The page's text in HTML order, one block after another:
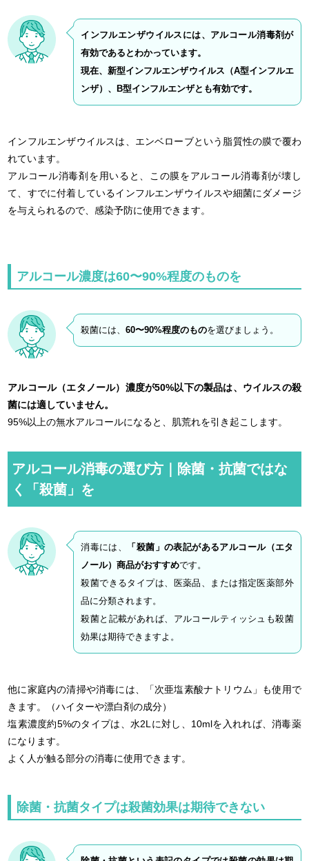
インフルエンザウイルスには、アルコール消毒剤が
有効であるとわかっています。
現在、新型インフルエンザウイルス（A型インフルエ
ンザ）、B型インフルエンザとも有効です。
インフルエンザウイルスは、エンベローブという脂質性の膜で覆わ
れています。
アルコール消毒剤を用いると、この膜をアルコール消毒剤が壊し
て、すでに付着しているインフルエンザウイルスや細菌にダメージ
を与えられるので、感染予防に使用できます。
アルコール濃度は60〜90%程度のものを
殺菌には、60〜90%程度のものを選びましょう。
アルコール（エタノール）濃度が50%以下の製品は、ウイルスの殺
菌には適していません。
95%以上の無水アルコールになると、肌荒れを引き起こします。
アルコール消毒の選び方｜除菌・抗菌ではな
く「殺菌」を
消毒には、
「殺菌」の表記があるアルコール（エタ
ノール）商品がおすすめです。
殺菌できるタイプは、医薬品、または指定医薬部外
品に分類されます。
殺菌と記載があれば、アルコールティッシュも殺菌
効果は期待できますよ。
他に家庭内の清掃や消毒には、「次亜塩素酸ナトリウム」も使用で
きます。（ハイターや漂白剤の成分）
塩素濃度約5%のタイプは、水2Lに対し、10mlを入れれば、消毒薬
になります。
よく人が触る部分の消毒に使用できます。
除菌・抗菌タイプは殺菌効果は期待できない